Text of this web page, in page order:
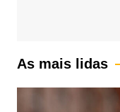
As mais lidas